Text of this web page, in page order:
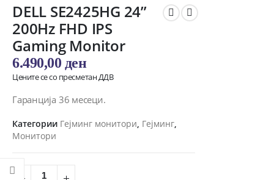
DELL SE2425HG 24”
200Hz FHD IPS
Gaming Monitor
6.490,00 ден
Цените се со пресметан ДДВ
Гаранција 36 месеци.
Категории Гејминг монитори, Гејминг,
Монитори